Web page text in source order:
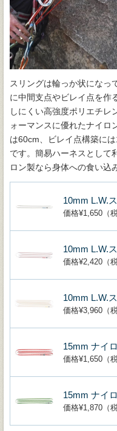
スリングは輪っか状になっ
に中間支点やビレイ点を作
しにくい高強度ポリエチレ
ォーマンスに優れたナイロ
は60cm、ビレイ点構築に
です。簡易ハーネスとして
ロン製なら身体への食い込
10mm L.W.
価格¥1,650（税
10mm L.W.
価格¥2,420（税
10mm L.W.
価格¥3,960（税
15mm ナイ
価格¥1,650（税
15mm ナイ
価格¥1,870（税